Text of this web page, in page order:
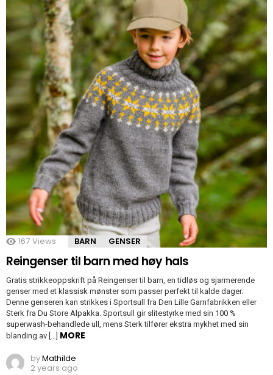
167 Views BARN GENSER
Reingenser til barn med høy hals
Gratis strikkeoppskrift på Reingenser til barn, en tidløs og sjarmerende
genser med et klassisk mønster som passer perfekt til kalde dager.
Denne genseren kan strikkes i Sportsull fra Den Lille Garnfabrikken eller
Sterk fra Du Store Alpakka. Sportsull gir slitestyrke med sin 100 %
superwash-behandlede ull, mens Sterk tilfører ekstra mykhet med sin
blanding av […] MORE
byMathilde
2 years ago